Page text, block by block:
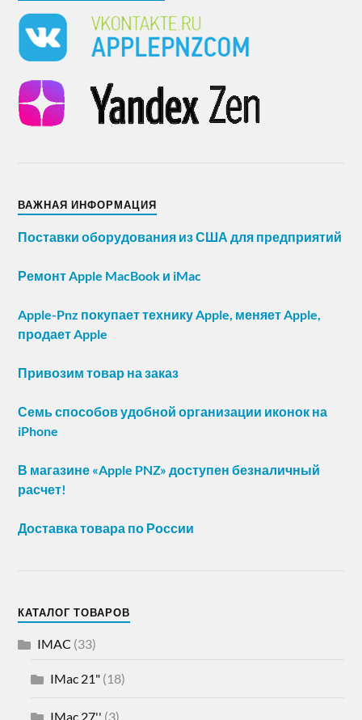
ВАЖНАЯ ИНФОРМАЦИЯ
Поставки оборудования из США для предприятий
Ремонт Apple MacBook и iMac
Apple-Pnz покупает технику Apple, меняет Apple,
продает Apple
Привозим товар на заказ
Семь способов удобной организации иконок на
iPhone
В магазине «Apple PNZ» доступен безналичный
расчет!
Доставка товара по России
КАТАЛОГ ТОВАРОВ
IMAC (33)
IMac 21" (18)
IMac 27'' (3)